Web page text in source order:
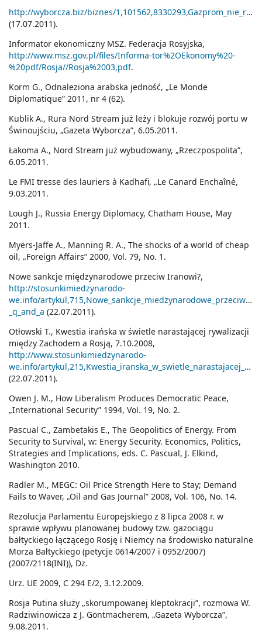
http://wyborcza.biz/biznes/1,101562,8330293,Gazprom_nie_radzi_sobie_z_eksportem_gazu__Wysle_tyle.html
(17.07.2011).
Informator ekonomiczny MSZ. Federacja Rosyjska,
http://www.msz.gov.pl/files/Informa-tor%2OEkonomy%20-
%20pdf/Rosja//Rosja%2003,pdf.
Korm G., Odnaleziona arabska jedność, „Le Monde
Diplomatique” 2011, nr 4 (62).
Kublik A., Rura Nord Stream już leży i blokuje rozwój portu w
Świnoujściu, „Gazeta Wyborcza”, 6.05.2011.
Łakoma A., Nord Stream już wybudowany, „Rzeczpospolita”,
6.05.2011.
Le FMI tresse des lauriers à Kadhafi, „Le Canard Enchaîné,
9.03.2011.
Lough J., Russia Energy Diplomacy, Chatham House, May
2011.
Myers-Jaffe A., Manning R. A., The shocks of a world of cheap
oil, „Foreign Affairs” 2000, Vol. 79, No. 1.
Nowe sankcje międzynarodowe przeciw Iranowi?,
http://stosunkimiedzynarodo-
we.info/
_q_and_a (22.07.2011).
Otłowski T., Kwestia irańska w świetle narastającej rywalizacji
między Zachodem a Rosją, 7.10.2008,
http://www.stosunkimiedzynarodo-
we.info/artykul,215,Kwestia_iranska_w_swietle_narastajacej_rywalizacji_miedzy_Zachodem_a_Rosja
(22.07.2011).
Owen J. M., How Liberalism Produces Democratic Peace,
„International Security” 1994, Vol. 19, No. 2.
Pascual C., Zambetakis E., The Geopolitics of Energy. From
Security to Survival, w: Energy Security. Economics, Politics,
Strategies and Implications, eds. C. Pascual, J. Elkind,
Washington 2010.
Radler M., MEGC: Oil Price Strength Here to Stay; Demand
Fails to Waver, „Oil and Gas Journal” 2008, Vol. 106, No. 14.
Rezolucja Parlamentu Europejskiego z 8 lipca 2008 r. w
sprawie wpływu planowanej budowy tzw. gazociągu
bałtyckiego łączącego Rosję i Niemcy na środowisko naturalne
Morza Bałtyckiego (petycje 0614/2007 i 0952/2007)
(2007/2118(INI)), Dz.
Urz. UE 2009, C 294 E/2, 3.12.2009.
Rosja Putina służy „skorumpowanej kleptokracji”, rozmowa W.
Radziwinowicza z J. Gontmacherem, „Gazeta Wyborcza”,
9.08.2011.